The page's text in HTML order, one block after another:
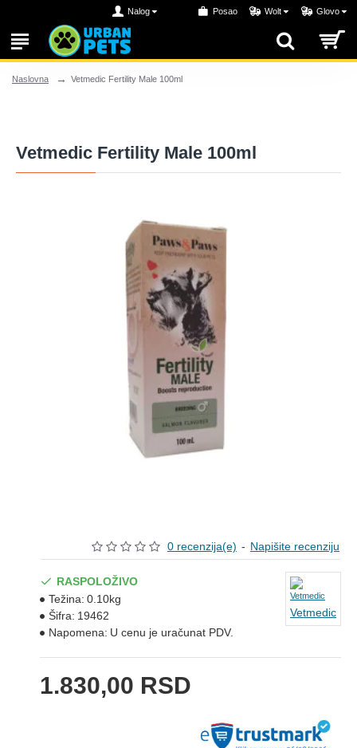
Nalog Posao Wolt Glovo
Naslovna Vetmedic Fertility Male 100ml
Vetmedic Fertility Male 100ml
0 recenzija(e) - Napišite recenziju
1.830,00 RSD
RASPOLOŽIVO
Težina: 0.10kg
Šifra: 19462
Napomena: U cenu je uračunat PDV.
Vetmedic